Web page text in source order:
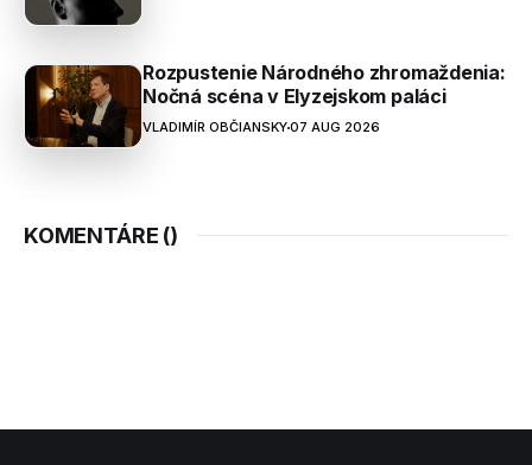
Rozpustenie Národného zhromaždenia:
Nočná scéna v Elyzejskom paláci
VLADIMÍR OBČIANSKY07 AUG 2026
KOMENTÁRE ()